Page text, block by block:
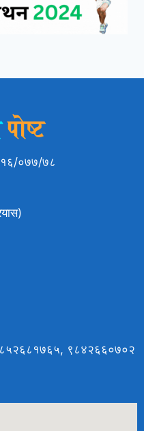
०७७/७८
९८४२६६०७०२